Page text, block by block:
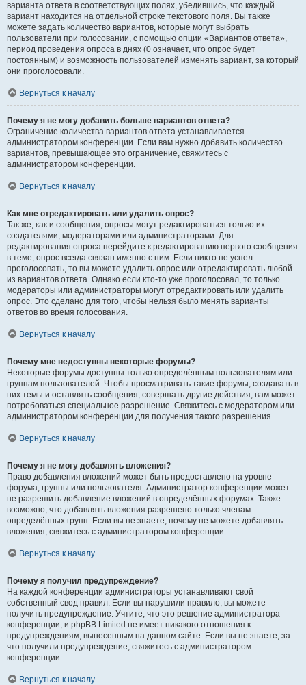
варианта ответа в соответствующих полях, убедившись, что каждый
вариант находится на отдельной строке текстового поля. Вы также
можете задать количество вариантов, которые могут выбрать
пользователи при голосовании, с помощью опции «Вариантов ответа»,
период проведения опроса в днях (0 означает, что опрос будет
постоянным) и возможность пользователей изменять вариант, за который
они проголосовали.
Вернуться к началу
Почему я не могу добавить больше вариантов ответа?
Ограничение количества вариантов ответа устанавливается
администратором конференции. Если вам нужно добавить количество
вариантов, превышающее это ограничение, свяжитесь с
администратором конференции.
Вернуться к началу
Как мне отредактировать или удалить опрос?
Так же, как и сообщения, опросы могут редактироваться только их
создателями, модераторами или администраторами. Для
редактирования опроса перейдите к редактированию первого сообщения
в теме; опрос всегда связан именно с ним. Если никто не успел
проголосовать, то вы можете удалить опрос или отредактировать любой
из вариантов ответа. Однако если кто-то уже проголосовал, то только
модераторы или администраторы могут отредактировать или удалить
опрос. Это сделано для того, чтобы нельзя было менять варианты
ответов во время голосования.
Вернуться к началу
Почему мне недоступны некоторые форумы?
Некоторые форумы доступны только определённым пользователям или
группам пользователей. Чтобы просматривать такие форумы, создавать в
них темы и оставлять сообщения, совершать другие действия, вам может
потребоваться специальное разрешение. Свяжитесь с модератором или
администратором конференции для получения такого разрешения.
Вернуться к началу
Почему я не могу добавлять вложения?
Право добавления вложений может быть предоставлено на уровне
форума, группы или пользователя. Администратор конференции может
не разрешить добавление вложений в определённых форумах. Также
возможно, что добавлять вложения разрешено только членам
определённых групп. Если вы не знаете, почему не можете добавлять
вложения, свяжитесь с администратором конференции.
Вернуться к началу
Почему я получил предупреждение?
На каждой конференции администраторы устанавливают свой
собственный свод правил. Если вы нарушили правило, вы можете
получить предупреждение. Учтите, что это решение администратора
конференции, и phpBB Limited не имеет никакого отношения к
предупреждениям, вынесенным на данном сайте. Если вы не знаете, за
что получили предупреждение, свяжитесь с администратором
конференции.
Вернуться к началу